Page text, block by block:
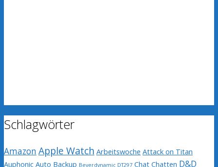
Schlagwörter
Amazon Apple Watch Arbeitswoche Attack on Titan
Auphonic Auto Backup Beyerdynamic DT297 Chat Chatten D&D